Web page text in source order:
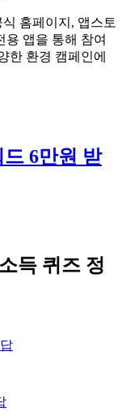
홈페이지, 앱스토
용 앱을 통해 참여
한 환경 캠페인에
6만원 받
득 퀴즈 정